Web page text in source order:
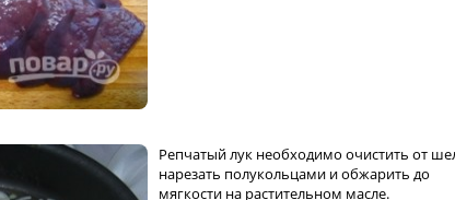
Репчатый лук необходимо очистить от
нарезать полукольцами и обжарить до
мягкости на растительном масле.